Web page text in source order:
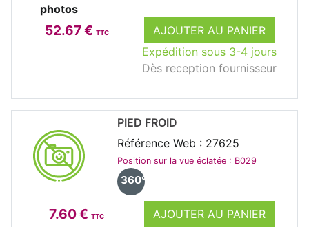
photos
52.67 € TTC
AJOUTER AU PANIER
Expédition sous 3-4 jours
Dès reception fournisseur
7.60 € TTC
AJOUTER AU PANIER
PIED FROID
Référence Web : 27625
Position sur la vue éclatée : B029
360°